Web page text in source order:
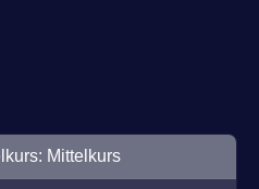
Mittelkurs